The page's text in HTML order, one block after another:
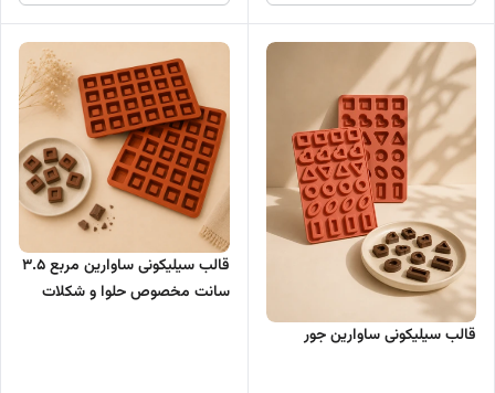
قالب سیلیکونی ساوارین جور
قالب سیلیکونی ساوارین مربع 3.5
سانت مخصوص حلوا و شکلات